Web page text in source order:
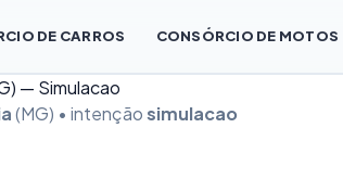
DE CARROS CONSÓRCIO DE MOTOS
— Simulacao
(MG) • intençãosimulacao